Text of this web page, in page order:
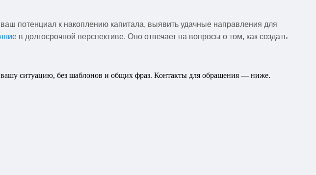
потенциал к накоплению капитала, выявить удачные направления для
в долгосрочной перспективе. Оно отвечает на вопросы о том, как создать
ситуацию, без шаблонов и общих фраз. Контакты для обращения — ниже.